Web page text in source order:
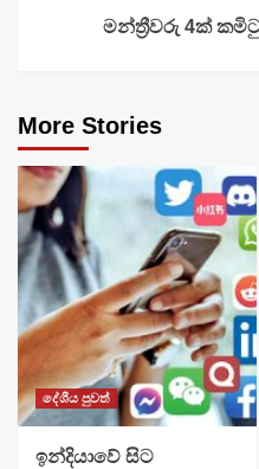
මන්ත්‍රීවරු 4ක්
More Stories
දේශීය පුවත්
​ඉන්දියාවේ සිට